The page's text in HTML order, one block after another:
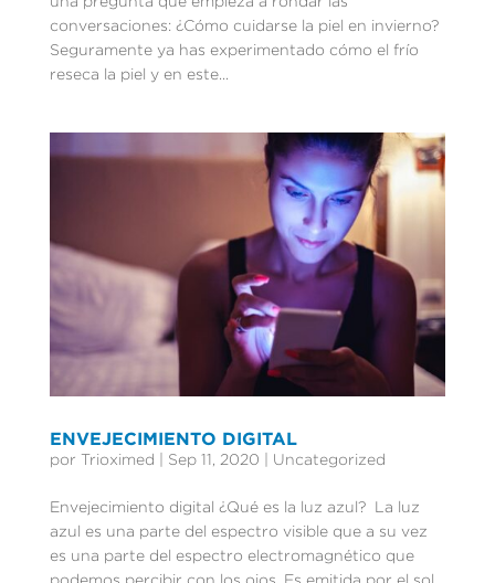
conversaciones: ¿Cómo cuidarse la piel en invierno?
Seguramente ya has experimentado cómo el frío
reseca la piel y en este...
ENVEJECIMIENTO DIGITAL
por Trioximed Sep 11, 2020 Uncategorized
Envejecimiento digital ¿Qué es la luz azul? La luz
azul es una parte del espectro visible que a su vez
es una parte del espectro electromagnético que
podemos percibir con los ojos. Es emitida por el sol